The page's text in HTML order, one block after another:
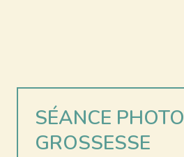
SÉANCE PHOTO
GROSSESSE